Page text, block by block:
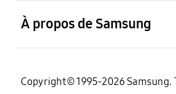
À propos de Samsung
Copyright© 1995-2026 Samsung.